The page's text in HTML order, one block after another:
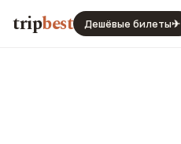
tripbest Дешёвые билеты✈